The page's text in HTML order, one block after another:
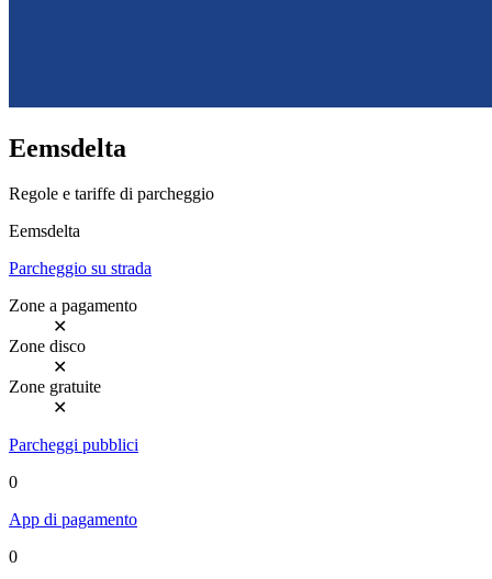
Eemsdelta
Regole e tariffe di parcheggio
Eemsdelta
Parcheggio su strada
Zone a pagamento
✕
Zone disco
✕
Zone gratuite
✕
Parcheggi pubblici
0
App di pagamento
0